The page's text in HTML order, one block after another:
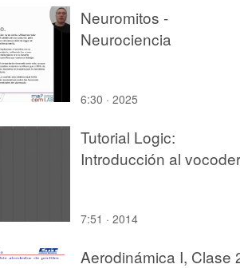
Neuromitos -
Neurociencia
6:30 · 2025
Tutorial Logic:
Introducción al vocoder
7:51 · 2014
Aerodinámica I, Clase